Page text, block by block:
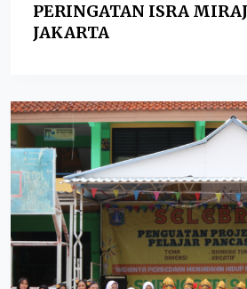
PERINGATAN ISRA
JAKARTA